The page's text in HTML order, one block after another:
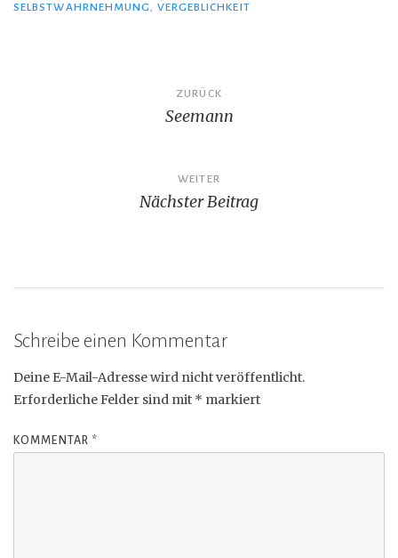
SELBSTWAHRNEHMUNG, VERGEBLICHKEIT
Beitragsnavigation
ZURÜCK
Seemann
WEITER
Nächster Beitrag
Schreibe einen Kommentar
Deine E-Mail-Adresse wird nicht veröffentlicht.
Erforderliche Felder sind mit * markiert
KOMMENTAR *